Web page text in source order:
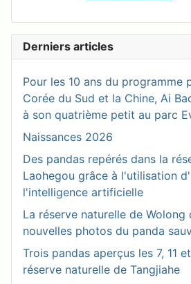
Derniers articles
Pour les 10 ans du programme
Corée du Sud et la Chine, Ai
à son quatrième petit au parc
Naissances 2026
Des pandas repérés dans la
Laohegou grâce à l'utilisation
l'intelligence artificielle
La réserve naturelle de Wolong
nouvelles photos du panda
Trois pandas aperçus les 7, 11
réserve naturelle de Tangjiahe